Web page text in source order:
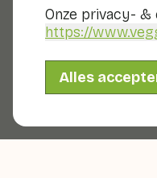
Onze privacy-
https://
Alles